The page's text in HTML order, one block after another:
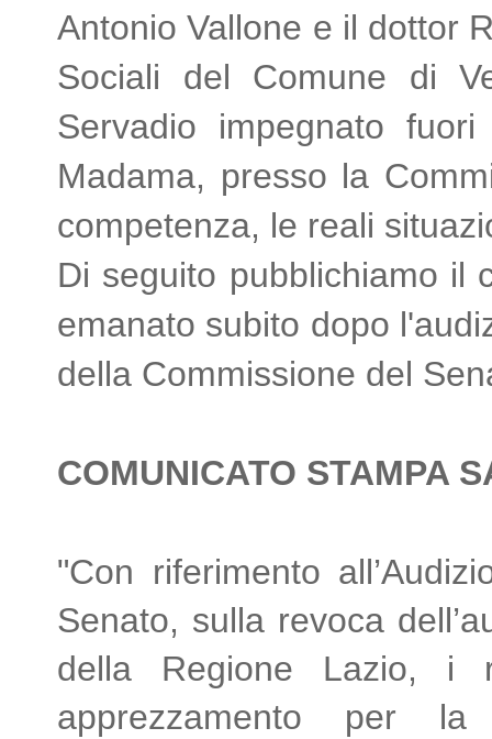
Antonio Vallone e il dottor
Sociali del Comune di
Servadio impegnato
Madama, presso la
competenza, le reali
Di seguito pubblichiamo il
emanato subito dopo
della Commissione del
COMUNICATO STAMPA
"Con riferimento
Senato, sulla revoca
della Regione Lazio, i
apprezzamento per la